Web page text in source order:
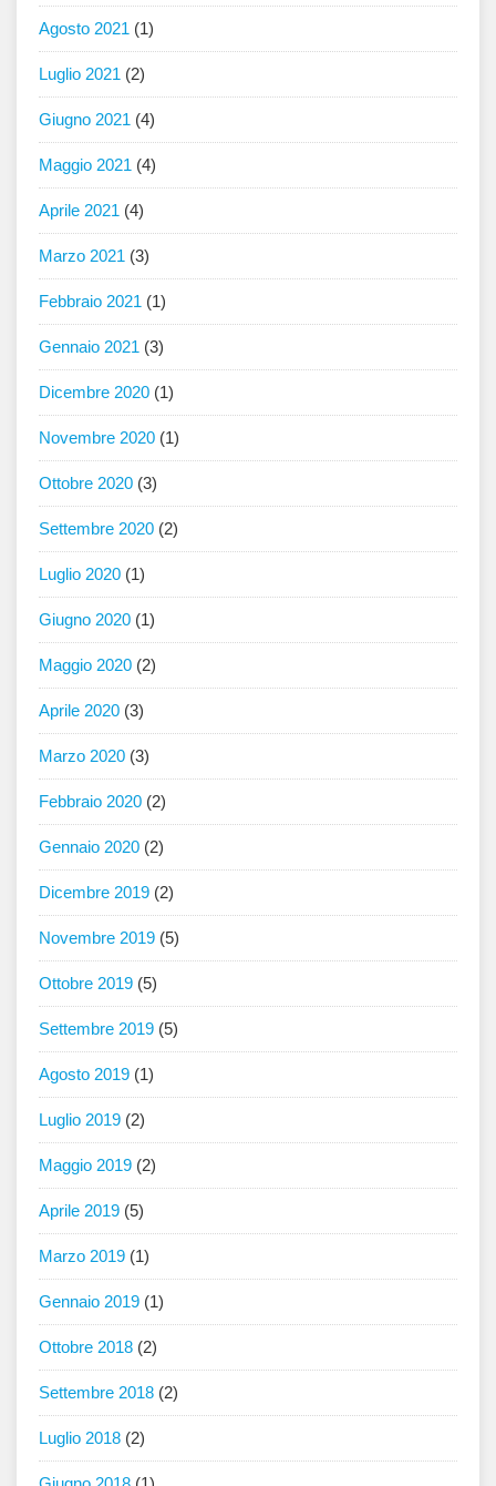
Agosto 2021 (1)
Luglio 2021 (2)
Giugno 2021 (4)
Maggio 2021 (4)
Aprile 2021 (4)
Marzo 2021 (3)
Febbraio 2021 (1)
Gennaio 2021 (3)
Dicembre 2020 (1)
Novembre 2020 (1)
Ottobre 2020 (3)
Settembre 2020 (2)
Luglio 2020 (1)
Giugno 2020 (1)
Maggio 2020 (2)
Aprile 2020 (3)
Marzo 2020 (3)
Febbraio 2020 (2)
Gennaio 2020 (2)
Dicembre 2019 (2)
Novembre 2019 (5)
Ottobre 2019 (5)
Settembre 2019 (5)
Agosto 2019 (1)
Luglio 2019 (2)
Maggio 2019 (2)
Aprile 2019 (5)
Marzo 2019 (1)
Gennaio 2019 (1)
Ottobre 2018 (2)
Settembre 2018 (2)
Luglio 2018 (2)